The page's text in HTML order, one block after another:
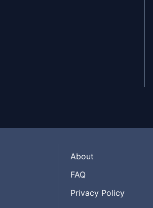
About
FAQ
Privacy Policy